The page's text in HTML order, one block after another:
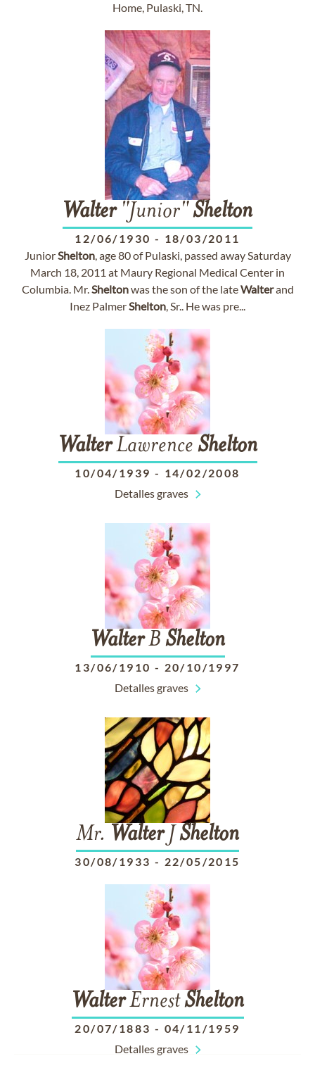
Home, Pulaski, TN.
Walter"Junior"Shelton
12/06/1930 - 18/03/2011
JuniorShelton, age 80 of Pulaski, passed away Saturday
March 18, 2011 at Maury Regional Medical Center in
Columbia. Mr.Sheltonwas the son of the lateWalterand
Inez PalmerShelton, Sr.. He was pre...
WalterLawrence Shelton
10/04/1939 - 14/02/2008
Detalles graves
WalterB Shelton
13/06/1910 - 20/10/1997
Detalles graves
Mr. WalterJ Shelton
30/08/1933 - 22/05/2015
WalterErnestShelton
20/07/1883 - 04/11/1959
Detalles graves